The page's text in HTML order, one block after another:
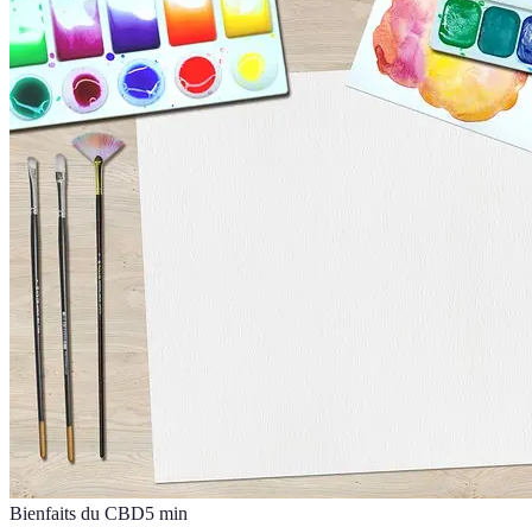
Bienfaits du CBD5 min